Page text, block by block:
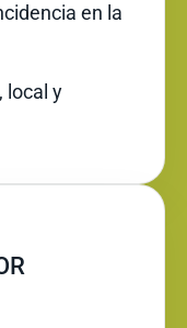
en la
local y